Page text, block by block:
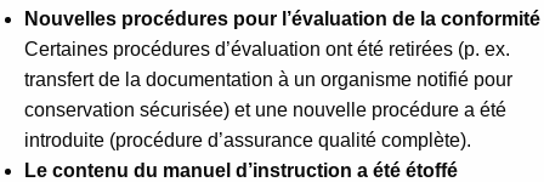
Nouvelles procédures pour l’évaluation de la conformité
Certaines procédures d’évaluation ont été retirées (p. ex.
transfert de la documentation à un organisme notifié pour
conservation sécurisée) et une nouvelle procédure a été
introduite (procédure d’assurance qualité complète).
Le contenu du manuel d’instruction a été étoffé